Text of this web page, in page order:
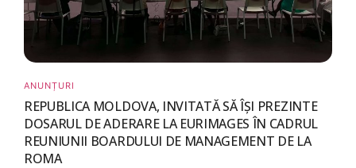
ANUNȚURI
REPUBLICA MOLDOVA, INVITATĂ SĂ ÎȘI PREZINTE
DOSARUL DE ADERARE LA EURIMAGES ÎN CADRUL
REUNIUNII BOARDULUI DE MANAGEMENT DE LA
ROMA